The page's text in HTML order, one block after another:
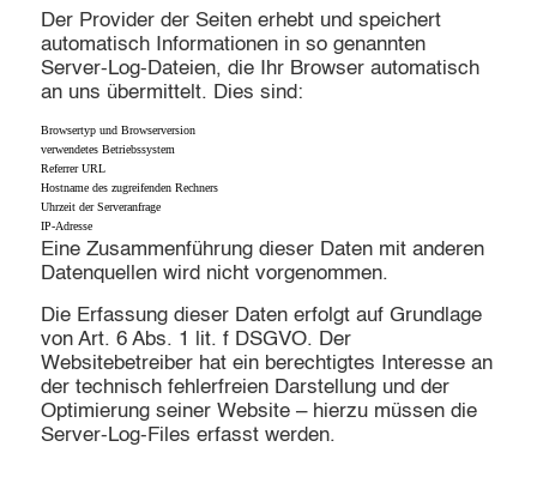
Der Provider der Seiten erhebt und speichert
automatisch Informationen in so genannten
Server-Log-Dateien, die Ihr Browser automatisch
an uns übermittelt. Dies sind:
Browsertyp und Browserversion
verwendetes Betriebssystem
Referrer URL
Hostname des zugreifenden Rechners
Uhrzeit der Serveranfrage
IP-Adresse
Eine Zusammenführung dieser Daten mit anderen
Datenquellen wird nicht vorgenommen.
Die Erfassung dieser Daten erfolgt auf Grundlage
von Art. 6 Abs. 1 lit. f DSGVO. Der
Websitebetreiber hat ein berechtigtes Interesse an
der technisch fehlerfreien Darstellung und der
Optimierung seiner Website – hierzu müssen die
Server-Log-Files erfasst werden.